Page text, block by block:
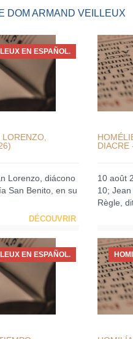
DOM ARMAND VEILLEUX
EN ESPAÑOL.
Lorenzo, diácono
San Benito, en su
DÉCOUVRIR
DIACRE
10 août
10;
Règle,
EN ESPAÑOL.